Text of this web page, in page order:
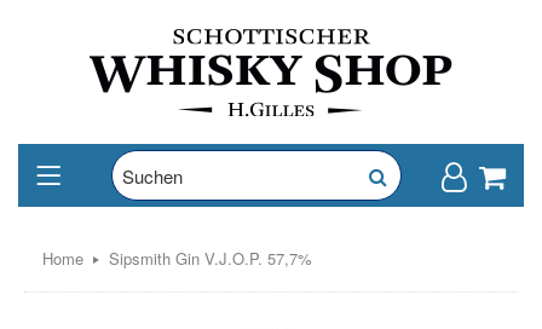
Home Sipsmith Gin V.J.O.P. 57,7%